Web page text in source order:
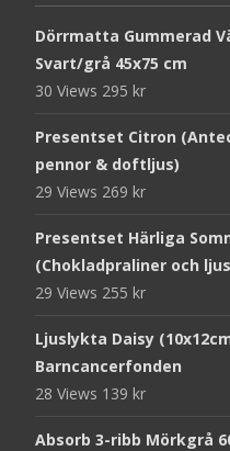
Dörrmatta Gummerad
Svart/grå 45x75 cm
30 Views 295 kr
Presentset Citron
pennor & doftljus)
29 Views 269 kr
Presentset Härliga
(Chokladpraliner och
29 Views 255 kr
Ljuslykta Daisy
Barncancerfonden
28 Views 139 kr
Absorb 3-ribb Mörkgrå